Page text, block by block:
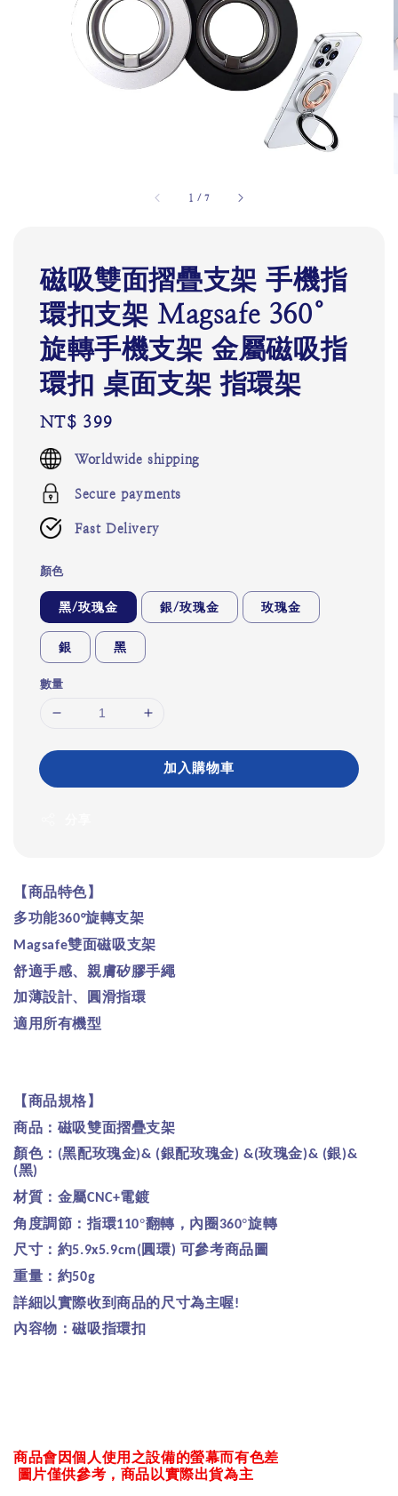
1 /7
磁吸雙面摺疊支架 手機指
環扣支架 Magsafe 360°
旋轉手機支架 金屬磁吸指
環扣 桌面支架 指環架
Regular
price
NT$ 399
Worldwide shipping
Secure payments
Fast Delivery
顏色
黑/玫瑰金 銀/玫瑰金 玫瑰金
銀 黑
數量
加入購物車
【商品特色】
多功能360°旋轉支架
Magsafe雙面磁吸支架
舒適手感、親膚矽膠手繩
加薄設計、圓滑指環
適用所有機型
【商品規格】
商品：磁吸雙面摺疊支架
顏色： (黑配玫瑰金)& (銀配玫瑰金) &(玫瑰金)& (銀)&
(黑)
材質：金屬CNC+電鍍
角度調節：指環110°翻轉，內圈360°旋轉
尺寸：約5.9x5.9cm( 圓環) 可參考商品圖
重量：約50g
詳細以實際收到商品的尺寸為主喔!
內容物：磁吸指環扣
商品會因個人使用之設備的螢幕而有色差
圖片僅供參考，商品以實際出貨為主